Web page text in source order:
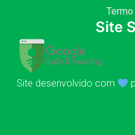
Site
Site desenvolvido com